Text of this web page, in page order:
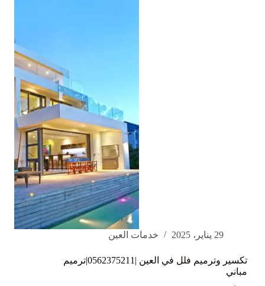
29 يناير، 2025 خدمات العين
تكسير وترميم فلل في العين |0562375211|ترميم
مباني